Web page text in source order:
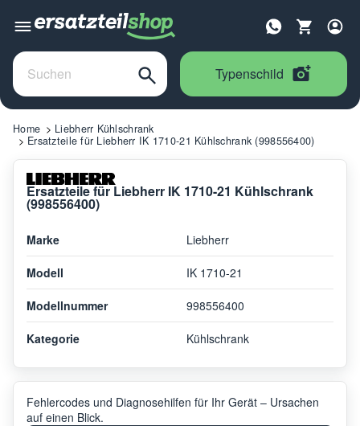
Typenschild
Home
Liebherr Kühlschrank
Ersatzteile für Liebherr IK 1710-21 Kühlschrank (998556400)
Ersatzteile für Liebherr IK 1710-21 Kühlschrank
(998556400)
Marke Liebherr
Modell IK 1710-21
Modellnummer 998556400
Kategorie Kühlschrank
Fehlercodes und Diagnosehilfen für Ihr Gerät – Ursachen
auf einen Blick.